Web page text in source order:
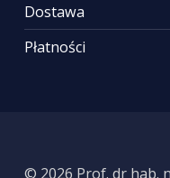
Dostawa
Płatności
© 2026 Prof. dr hab.